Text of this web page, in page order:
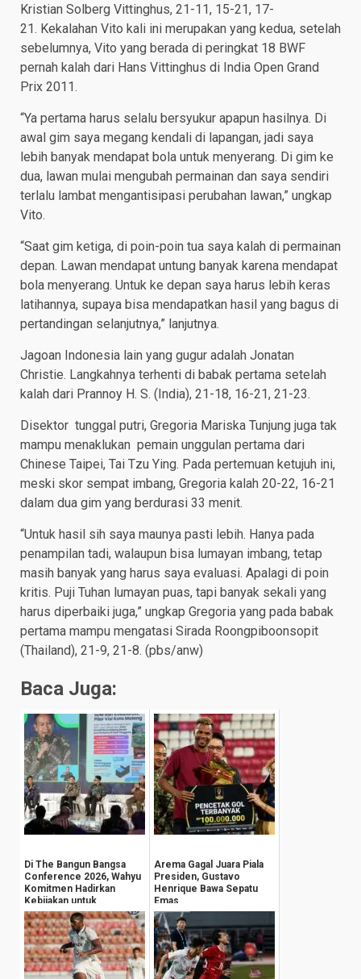
Kristian Solberg Vittinghus, 21-11, 15-21, 17-
21. Kekalahan Vito kali ini merupakan yang kedua, setelah
sebelumnya, Vito yang berada di peringkat 18 BWF
pernah kalah dari Hans Vittinghus di India Open Grand
Prix 2011.
“Ya pertama harus selalu bersyukur apapun hasilnya. Di
awal gim saya megang kendali di lapangan, jadi saya
lebih banyak mendapat bola untuk menyerang. Di gim ke
dua, lawan mulai mengubah permainan dan saya sendiri
terlalu lambat mengantisipasi perubahan lawan,” ungkap
Vito.
“Saat gim ketiga, di poin-poin tua saya kalah di permainan
depan. Lawan mendapat untung banyak karena mendapat
bola menyerang. Untuk ke depan saya harus lebih keras
latihannya, supaya bisa mendapatkan hasil yang bagus di
pertandingan selanjutnya,” lanjutnya.
Jagoan Indonesia lain yang gugur adalah Jonatan
Christie. Langkahnya terhenti di babak pertama setelah
kalah dari Prannoy H. S. (India), 21-18, 16-21, 21-23.
Disektor tunggal putri, Gregoria Mariska Tunjung juga tak
mampu menaklukan pemain unggulan pertama dari
Chinese Taipei, Tai Tzu Ying. Pada pertemuan ketujuh ini,
meski skor sempat imbang, Gregoria kalah 20-22, 16-21
dalam dua gim yang berdurasi 33 menit.
“Untuk hasil sih saya maunya pasti lebih. Hanya pada
penampilan tadi, walaupun bisa lumayan imbang, tetap
masih banyak yang harus saya evaluasi. Apalagi di poin
kritis. Puji Tuhan lumayan puas, tapi banyak sekali yang
harus diperbaiki juga,” ungkap Gregoria yang pada babak
pertama mampu mengatasi Sirada Roongpiboonsopit
(Thailand), 21-9, 21-8. (pbs/anw)
Baca Juga:
Di The Bangun Bangsa
Conference 2026, Wahyu
Komitmen Hadirkan
Kebijakan untuk
Kesejahteraan
Masyarak...
Arema Gagal Juara Piala
Presiden, Gustavo
Henrique Bawa Sepatu
Emas